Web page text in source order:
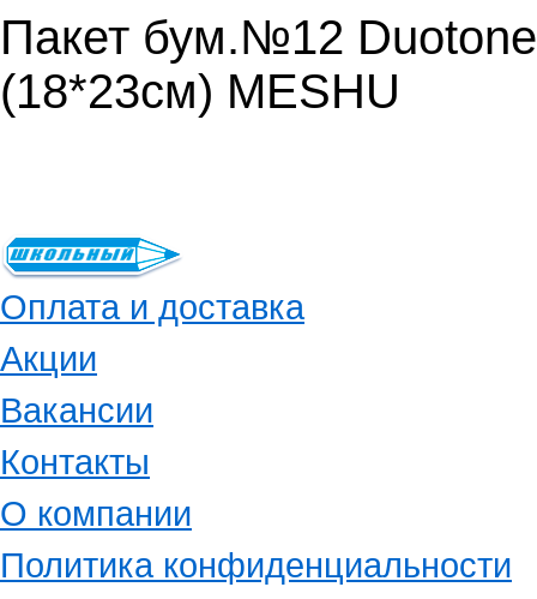
Пакет бум.№12
(18*23см) MESHU
Оплата и доставка
Акции
Вакансии
Контакты
О компании
Политика конфиденциальности